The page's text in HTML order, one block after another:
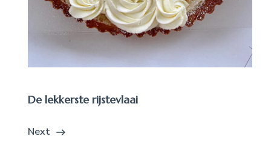
De lekkerste rijstevlaai
Next